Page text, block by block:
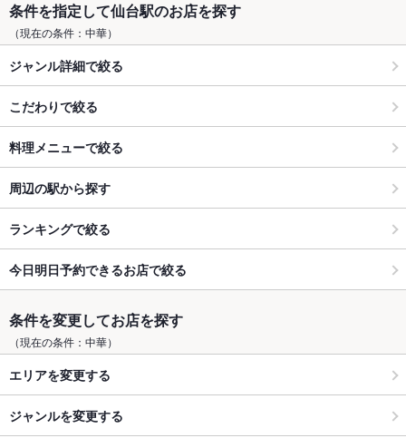
条件を指定して仙台駅のお店を探す
（現在の条件：中華）
ジャンル詳細で絞る
こだわりで絞る
料理メニューで絞る
周辺の駅から探す
ランキングで絞る
今日明日予約できるお店で絞る
条件を変更してお店を探す
（現在の条件：中華）
エリアを変更する
ジャンルを変更する